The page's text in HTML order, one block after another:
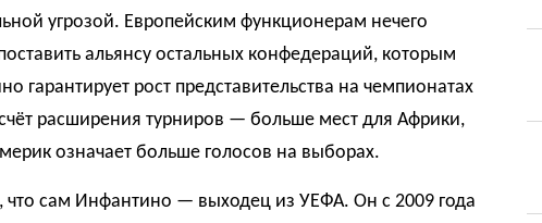
угрозой. Европейским функционерам нечего
альянсу остальных конфедераций, которым
гарантирует рост представительства на чемпионатах
расширения турниров — больше мест для Африки,
означает больше голосов на выборах.
что сам Инфантино — выходец из УЕФА. Он с 2009 года